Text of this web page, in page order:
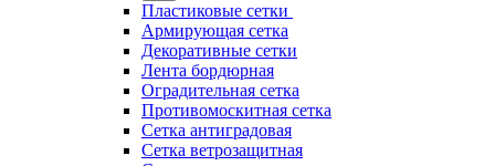
Пластиковые сетки
Армирующая сетка
Декоративные сетки
Лента бордюрная
Оградительная сетка
Противомоскитная сетка
Сетка антиградовая
Сетка ветрозащитная